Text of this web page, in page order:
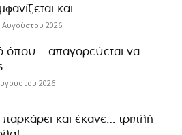
και...
Αυγούστου 2026
όπου… απαγορεύεται να
2026
και έκανε… τριπλή